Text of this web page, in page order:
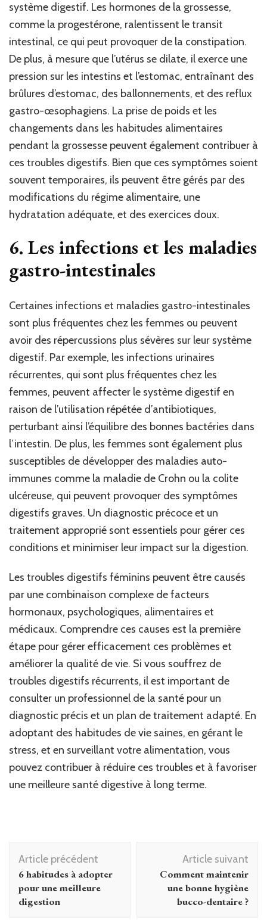
système digestif. Les hormones de la grossesse,
comme la progestérone, ralentissent le transit
intestinal, ce qui peut provoquer de la constipation.
De plus, à mesure que l’utérus se dilate, il exerce une
pression sur les intestins et l’estomac, entraînant des
brûlures d’estomac, des ballonnements, et des reflux
gastro-œsophagiens. La prise de poids et les
changements dans les habitudes alimentaires
pendant la grossesse peuvent également contribuer à
ces troubles digestifs. Bien que ces symptômes soient
souvent temporaires, ils peuvent être gérés par des
modifications du régime alimentaire, une
hydratation adéquate, et des exercices doux.
6. Les infections et les maladies
gastro-intestinales
Certaines infections et maladies gastro-intestinales
sont plus fréquentes chez les femmes ou peuvent
avoir des répercussions plus sévères sur leur système
digestif. Par exemple, les infections urinaires
récurrentes, qui sont plus fréquentes chez les
femmes, peuvent affecter le système digestif en
raison de l’utilisation répétée d’antibiotiques,
perturbant ainsi l’équilibre des bonnes bactéries dans
l’intestin. De plus, les femmes sont également plus
susceptibles de développer des maladies auto-
immunes comme la maladie de Crohn ou la colite
ulcéreuse, qui peuvent provoquer des symptômes
digestifs graves. Un diagnostic précoce et un
traitement approprié sont essentiels pour gérer ces
conditions et minimiser leur impact sur la digestion.
Les troubles digestifs féminins peuvent être causés
par une combinaison complexe de facteurs
hormonaux, psychologiques, alimentaires et
médicaux. Comprendre ces causes est la première
étape pour gérer efficacement ces problèmes et
améliorer la qualité de vie. Si vous souffrez de
troubles digestifs récurrents, il est important de
consulter un professionnel de la santé pour un
diagnostic précis et un plan de traitement adapté. En
adoptant des habitudes de vie saines, en gérant le
stress, et en surveillant votre alimentation, vous
pouvez contribuer à réduire ces troubles et à favoriser
une meilleure santé digestive à long terme.
Navigation
d'article
Article précédent
6 habitudes à adopter
pour une meilleure
digestion
Article suivant
Comment maintenir
une bonne hygiène
bucco-dentaire ?